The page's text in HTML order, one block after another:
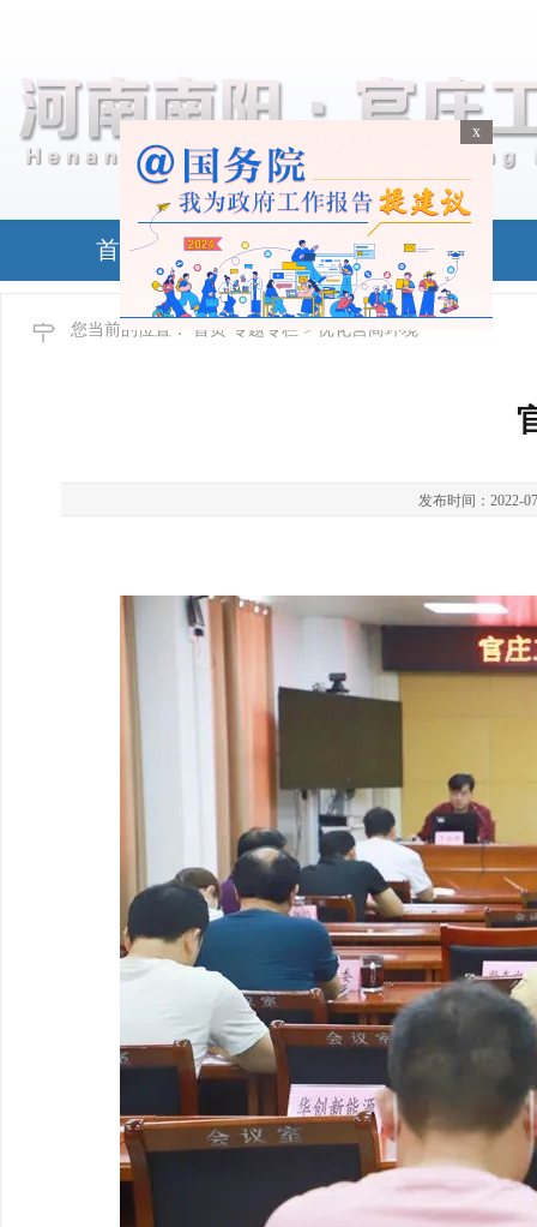
首页 政务公开
您当前的位置： 首页 专题专栏 > 优化营商环境
发布时间：2022-
x
x